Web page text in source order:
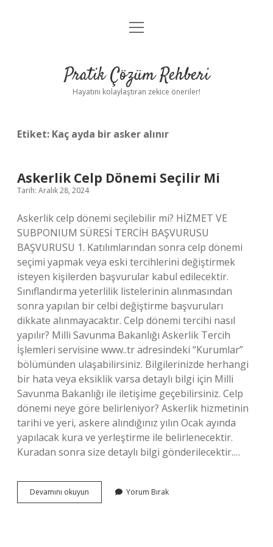
Anasayfa
Yasal Uyarı
menüyü
Pratik Çözüm Rehberi
Hayatını kolaylaştıran zekice öneriler!
Etiket: Kaç ayda bir asker alınır
Askerlik Celp Dönemi Seçilir Mi
Tarih: Aralık 28, 2024
Askerlik celp dönemi seçilebilir mi? HİZMET VE
SUBPONIUM SÜRESİ TERCİH BAŞVURUSU
BAŞVURUSU 1. Katılımlarından sonra celp dönemi
seçimi yapmak veya eski tercihlerini değiştirmek
isteyen kişilerden başvurular kabul edilecektir.
Sınıflandırma yeterlilik listelerinin alınmasından
sonra yapılan bir celbi değiştirme başvuruları
dikkate alınmayacaktır. Celp dönemi tercihi nasıl
yapılır? Milli Savunma Bakanlığı Askerlik Tercih
İşlemleri servisine www..tr adresindeki “Kurumlar”
bölümünden ulaşabilirsiniz. Bilgilerinizde herhangi
bir hata veya eksiklik varsa detaylı bilgi için Milli
Savunma Bakanlığı ile iletişime geçebilirsiniz. Celp
dönemi neye göre belirleniyor? Askerlik hizmetinin
tarihi ve yeri, askere alındığınız yılın Ocak ayında
yapılacak kura ve yerleştirme ile belirlenecektir.
Kuradan sonra size detaylı bilgi gönderilecektir.…
Devamını okuyun
Celp
Yorum Bırak